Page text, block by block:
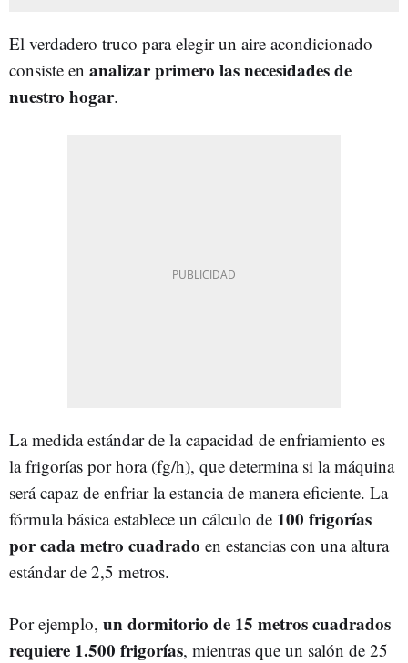
El verdadero truco para elegir un aire acondicionado
consiste en analizar primero las necesidades de
nuestro hogar.
La medida estándar de la capacidad de enfriamiento es
la frigorías por hora (fg/h), que determina si la máquina
será capaz de enfriar la estancia de manera eficiente. La
fórmula básica establece un cálculo de 100 frigorías
por cada metro cuadrado en estancias con una altura
estándar de 2,5 metros.
Por ejemplo, un dormitorio de 15 metros cuadrados
requiere 1.500 frigorías, mientras que un salón de 25